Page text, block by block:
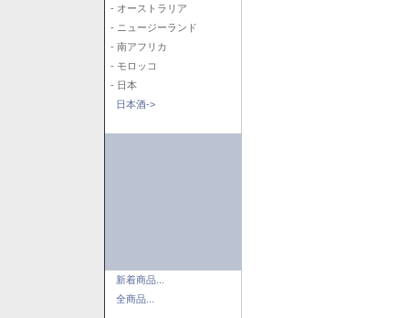
- オーストラリア
- ニュージーランド
- 南アフリカ
- モロッコ
- 日本
日本酒->
新着商品...
全商品...